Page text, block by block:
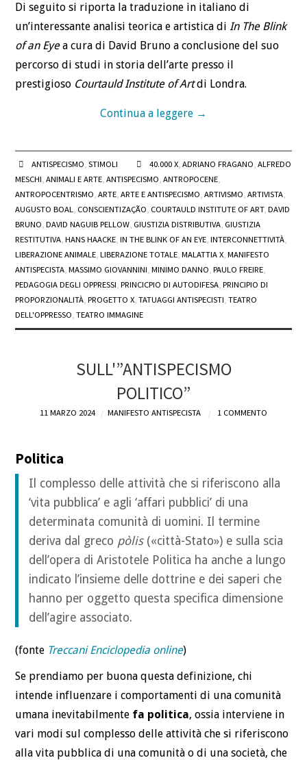
Di seguito si riporta la traduzione in italiano di
un’interessante analisi teorica e artistica diIn The Blink
of an Eyea cura di David Bruno a conclusione del suo
percorso di studi in storia dell’arte presso il
prestigioso Courtauld Institute of Artdi Londra.
Continua a leggere →
ANTISPECISMO, STIMOLI 40.000 X, ADRIANO FRAGANO, ALFREDO
MESCHI,ANIMALI E ARTE,ANTISPECISMO,ANTROPOCENE,
ANTROPOCENTRISMO,ARTE,ARTE E ANTISPECISMO,ARTIVISMO,ARTIVISTA,
AUGUSTO BOAL, CONSCIENTIZAÇÃO, COURTAULD INSTITUTE OF ART,DAVID
BRUNO,DAVID NAGUIB PELLOW, GIUSTIZIA DISTRIBUTIVA, GIUSTIZIA
RESTITUTIVA,HANS HAACKE,IN THE BLINK OF AN EYE,INTERCONNETTIVITÀ,
LIBERAZIONE ANIMALE,LIBERAZIONE TOTALE,MALATTIA X,MANIFESTO
ANTISPECISTA,MASSIMO GIOVANNINI,MINIMO DANNO,PAULO FREIRE,
PEDAGOGIA DEGLI OPPRESSI,PRINCICPIO DI AUTODIFESA,PRINCIPIO DI
PROPORZIONALITÀ,PROGETTO X,TATUAGGI ANTISPECISTI,TEATRO
DELL'OPPRESSO,TEATRO IMMAGINE
SULL'”ANTISPECISMO
POLITICO”
11 MARZO 2024 MANIFESTO ANTISPECISTA 1 COMMENTO
Politica
Il complesso delle attività che si riferiscono alla
‘vita pubblica’ e agli ‘affari pubblici’ di una
determinata comunità di uomini. Il termine
deriva dal greco pòlis(«città-Stato») e sulla scia
dell’opera di Aristotele Politica ha anche a lungo
indicato l’insieme delle dottrine e dei saperi che
hanno per oggetto questa specifica dimensione
dell’agire associato.
(fonte Treccani Enciclopedia online)
Se prendiamo per buona questa definizione, chi
intende influenzare i comportamenti di una comunità
umana inevitabilmente fa politica, ossia interviene in
vari modi sul complesso delle attività che si riferiscono
alla vita pubblica di una comunità o di una società, che